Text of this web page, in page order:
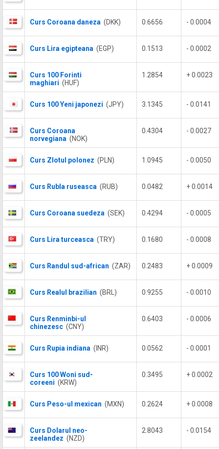
Curs Coroana daneza (DKK) 0.6656 - 0.0004
Curs Lira egipteana (EGP) 0.1513 - 0.0002
Curs 100 Forinti
maghiari (HUF)
1.2854 + 0.0023
Curs 100 Yeni japonezi (JPY) 3.1345 - 0.0141
Curs Coroana
norvegiana (NOK)
0.4304 - 0.0027
Curs Zlotul polonez (PLN) 1.0945 - 0.0050
Curs Rubla ruseasca (RUB) 0.0482 + 0.0014
Curs Coroana suedeza (SEK) 0.4294 - 0.0005
Curs Lira turceasca (TRY) 0.1680 - 0.0008
Curs Randul sud-african (ZAR) 0.2483 + 0.0009
Curs Realul brazilian (BRL) 0.9255 - 0.0010
Curs Renminbi-ul
chinezesc (CNY)
0.6403 - 0.0006
Curs Rupia indiana (INR) 0.0562 - 0.0001
Curs 100 Woni sud-
coreeni (KRW)
0.3495 + 0.0002
Curs Peso-ul mexican (MXN) 0.2624 + 0.0008
Curs Dolarul neo-
zeelandez (NZD)
2.8043 - 0.0154